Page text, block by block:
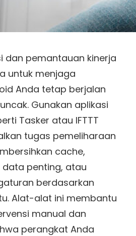
dan pemantauan kinerja
untuk menjaga
Anda tetap berjalan
Gunakan aplikasi
Tasker atau IFTTT
tugas pemeliharaan
cache,
penting, atau
berdasarkan
Alat-alat ini membantu
manual dan
perangkat Anda